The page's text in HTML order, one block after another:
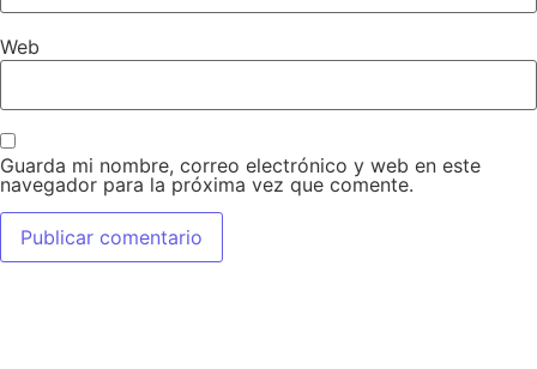
Web
Guarda mi nombre, correo electrónico y web en este
navegador para la próxima vez que comente.